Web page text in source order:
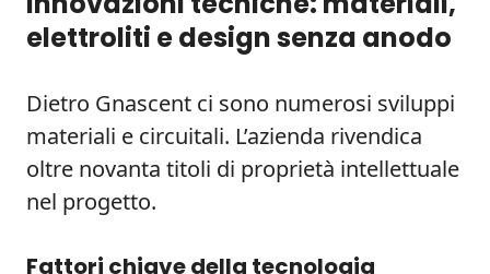
elettroliti e design senza anodo
Dietro Gnascent ci sono numerosi sviluppi
materiali e circuitali. L’azienda rivendica
oltre novanta titoli di proprietà intellettuale
nel progetto.
Fattori chiave della tecnologia